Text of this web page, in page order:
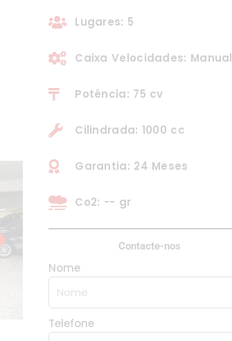
Lugares: 5
Caixa Velocidades: Manual
Potência: 75 cv
Cilindrada: 1000 cc
Garantia: 24 Meses
Co2: -- gr
Contacte-nos
Nome
Telefone